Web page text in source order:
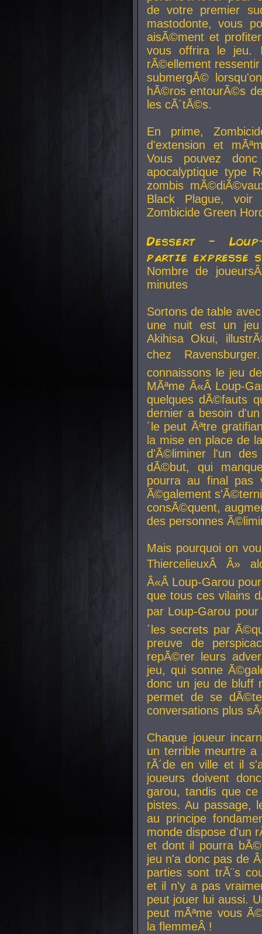
de votre premier
mastodonte, vous
aisÃ©ment et
vous offrira le jeu.
rÃ©ellement
submergÃ©
hÃ©ros entourÃ©s
les cÃ´tÃ©s.
En prime,
d'extension et
Vous pouvez
apocalyptique type
zombis
Black Plague,
Zombicide Green
Dessert -
partie expresse
Nombre de
minutes
Sortons de table
une nuit est un
Akihisa Okui,
chez
connaissons le jeu
MÃªme Â«Â Loup-
quelques dÃ©fauts
dernier a besoin
´le peut Ãªtre
la mise en place de
d'Ã©liminer l'un
dÃ©but, qui
pourra au final pas
Ã©galement
consÃ©quent,
des personnes
Mais pourquoi on
ThiercelieuxÂ Â»
Â«Â Loup-Garou
que tous ces vilains
par Loup-Garou
´les secrets par
preuve de
repÃ©rer leurs
jeu, qui sonne
donc un jeu de bluff
permet de se
conversations plus
Chaque joueur
un terrible meurtre
rÃ´de en ville et il
joueurs doivent
garou, tandis que
pistes. Au passage,
au principe
monde dispose d'un
et dont il pourra
jeu n'a donc pas de
parties sont trÃ¨s
et il n'y a pas
peut jouer lui aussi.
peut mÃªme vous
la flemmeÂ !